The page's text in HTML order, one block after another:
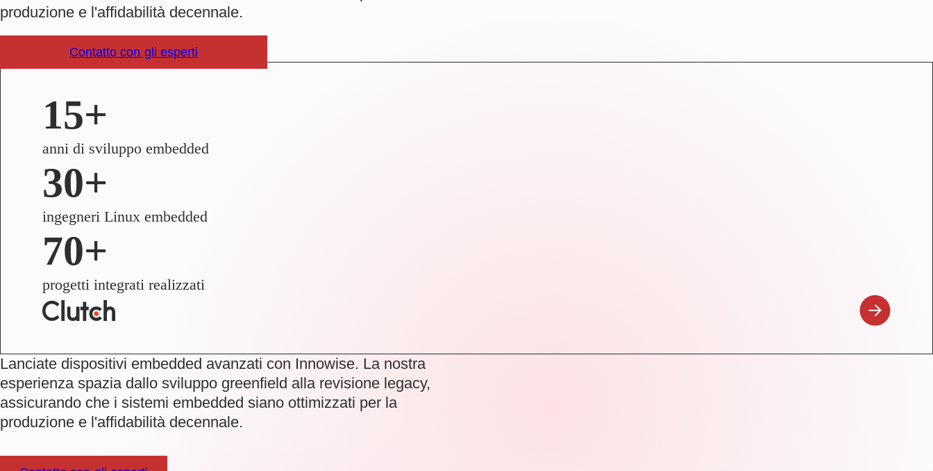
produzione e l'affidabilità decennale.
Contatto con gli esperti
15+
anni di sviluppo embedded
30+
ingegneri Linux embedded
70+
progetti integrati realizzati
Lanciate dispositivi embedded avanzati con Innowise. La nostra
esperienza spazia dallo sviluppo greenfield alla revisione legacy,
assicurando che i sistemi embedded siano ottimizzati per la
produzione e l'affidabilità decennale.